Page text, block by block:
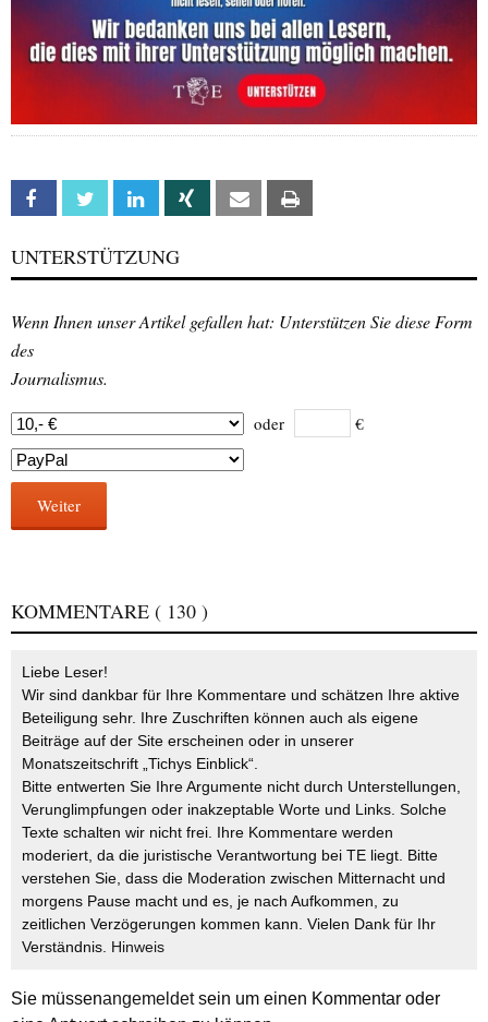
Facebook Twitter Linkedin Xing Email
UNTERSTÜTZUNG
Wenn Ihnen unser Artikel gefallen hat: Unterstützen Sie diese Form
des
Journalismus.
oder €
Weiter
KOMMENTARE ( 130 )
Liebe Leser!
Wir sind dankbar für Ihre Kommentare und schätzen Ihre aktive
Beteiligung sehr. Ihre Zuschriften können auch als eigene
Beiträge auf der Site erscheinen oder in unserer
Monatszeitschrift „Tichys Einblick“.
Bitte entwerten Sie Ihre Argumente nicht durch Unterstellungen,
Verunglimpfungen oder inakzeptable Worte und Links. Solche
Texte schalten wir nicht frei. Ihre Kommentare werden
moderiert, da die juristische Verantwortung bei TE liegt. Bitte
verstehen Sie, dass die Moderation zwischen Mitternacht und
morgens Pause macht und es, je nach Aufkommen, zu
zeitlichen Verzögerungen kommen kann. Vielen Dank für Ihr
Verständnis. Hinweis
Sie müssenangemeldetsein um einen Kommentar oder